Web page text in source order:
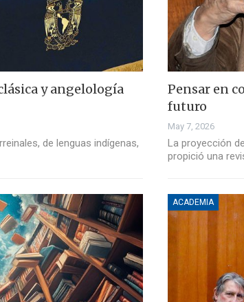
y angelología
de lenguas indígenas,
Pensar en
futuro
May 7, 2026
La proyección
propició una
ACADEMIA